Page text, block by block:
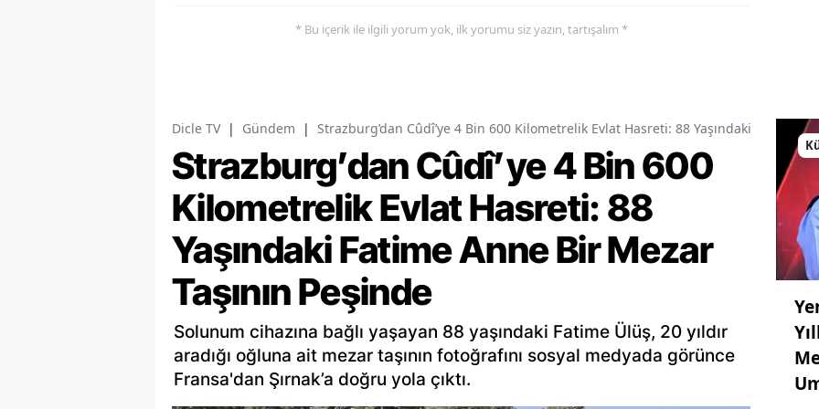
* Bu içerik ile ilgili yorum yok, ilk yorumu siz yazın, tartışalım *
Dicle TV | Gündem | Strazburg’dan Cûdî’ye 4 Bin 600 Kilometrelik Evlat Hasreti: 88 Yaşındaki Fatime
Strazburg’dan Cûdî’ye 4 Bin 600
Kilometrelik Evlat Hasreti: 88
Yaşındaki Fatime Anne Bir Mezar
Taşının Peşinde
Solunum cihazına bağlı yaşayan 88 yaşındaki Fatime Ülüş, 20 yıldır
aradığı oğluna ait mezar taşının fotoğrafını sosyal medyada görünce
Fransa'dan Şırnak’a doğru yola çıktı.